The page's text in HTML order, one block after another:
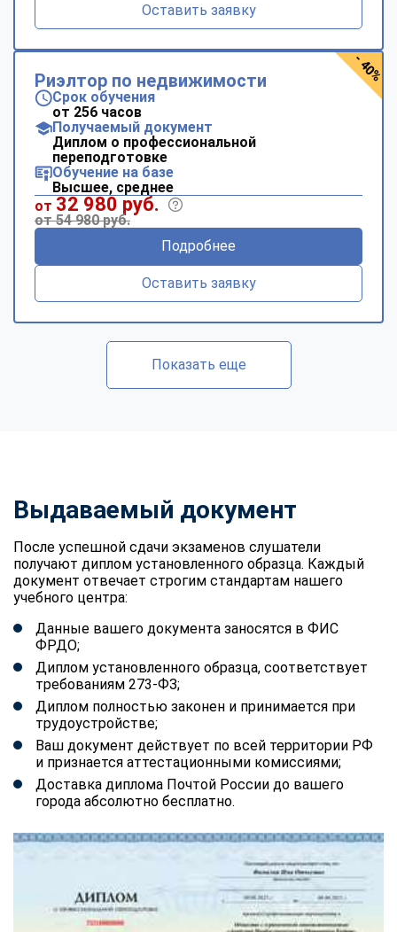
Оставить заявку
Риэлтор по недвижимости
Срок обучения
от 256 часов
Получаемый документ
Диплом о профессиональной
переподготовке
Обучение на базе
Высшее, среднее
от 32 980 руб.
от 54 980 руб.
Подробнее
Оставить заявку
- 40%
Показать еще
Выдаваемый документ
После успешной сдачи экзаменов слушатели
получают диплом установленного образца. Каждый
документ отвечает строгим стандартам нашего
учебного центра:
Данные вашего документа заносятся в ФИС
ФРДО;
Диплом установленного образца, соответствует
требованиям 273-ФЗ;
Диплом полностью законен и принимается при
трудоустройстве;
Ваш документ действует по всей территории РФ
и признается аттестационными комиссиями;
Доставка диплома Почтой России до вашего
города абсолютно бесплатно.